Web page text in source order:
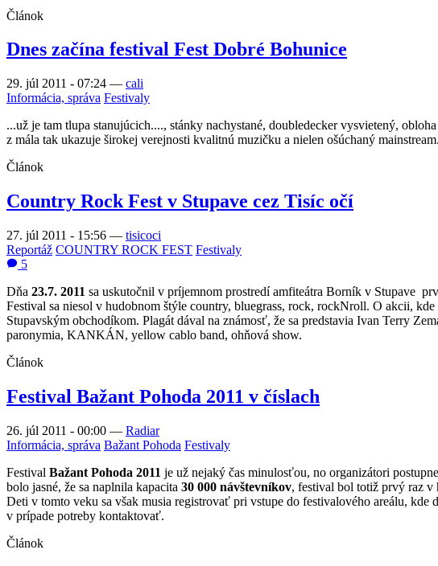
Článok
Dnes začína festival Fest Dobré Bohunice
29. júl 2011 - 07:24 — cali
Informácia, správa Festivaly
...už je tam tlupa stanujúcich...., stánky nachystané, doubledecker vysvietený,
z mála tak ukazuje širokej verejnosti kvalitnú muzičku a nielen ošúchaný mainstream.
Článok
Country Rock Fest v Stupave cez Tisíc očí
27. júl 2011 - 15:56 — tisicoci
Reportáž COUNTRY ROCK FEST Festivaly
5
Dňa 23.7. 2011 sa uskutočnil v príjemnom prostredí amfiteátra Borník v Stupave
Festival sa niesol v hudobnom štýle country, bluegrass, rock, rockNroll. O akcii,
Stupavským obchodíkom. Plagát dával na známosť, že sa predstavia Ivan Terry
paronymia, KANKÁN, yellow cablo band, ohňová show.
Článok
Festival Bažant Pohoda 2011 v číslach
26. júl 2011 - 00:00 — Radiar
Informácia, správa Bažant Pohoda Festivaly
Festival Bažant Pohoda 2011 je už nejaký čas minulosťou, no organizátori
bolo jasné, že sa naplnila kapacita 30 000 návštevníkov, festival bol totiž prvý raz
Deti v tomto veku sa však musia registrovať pri vstupe do festivalového areálu,
v prípade potreby kontaktovať.
Článok